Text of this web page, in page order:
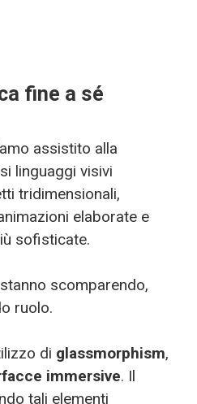
fine a sé
assistito alla
linguaggi visivi
tridimensionali,
elaborate e
sofisticate.
scomparendo,
ruolo.
di glassmorphism,
immersive. Il
tali elementi